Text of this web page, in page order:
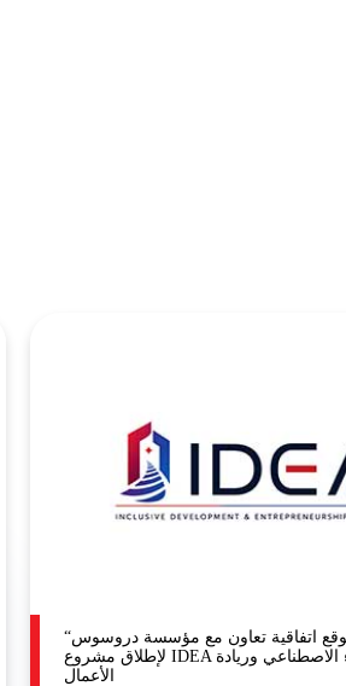
“اتصال” توقع اتفاقية تعاون مع مؤسسة دروسوس
لإطلاق مشروع IDEA لدعم الذكاء الاصطناعي وريادة
الأعمال